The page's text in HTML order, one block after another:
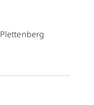
Plettenberg